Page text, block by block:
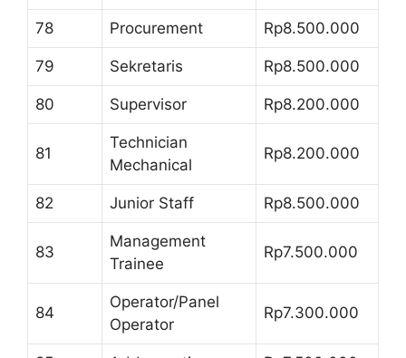
78 Procurement Rp8.500.000
79 Sekretaris Rp8.500.000
80 Supervisor Rp8.200.000
81
Technician
Mechanical
Rp8.200.000
82 Junior Staff Rp8.500.000
83
Management
Trainee
Rp7.500.000
84
Operator/Panel
Operator
Rp7.300.000